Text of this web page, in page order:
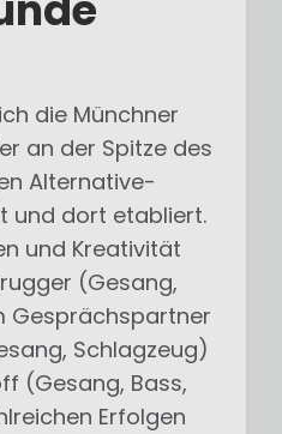
die Münchner
an der Spitze des
Alternative-
und dort etabliert.
und Kreativität
(Gesang,
Gesprächspartner
Schlagzeug)
(Gesang, Bass,
Erfolgen